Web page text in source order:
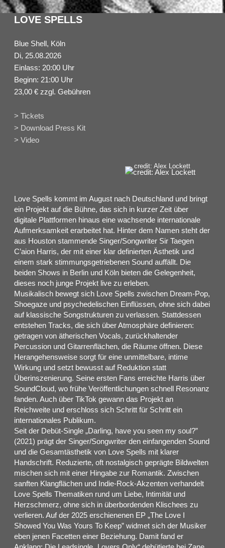
LOVE SPELLS
Blue Shell, Köln
Di, 25.08.2026
Einlass: 20:00 Uhr
Beginn: 21:00 Uhr
23,00 € zzgl. Gebühren
> Tickets
> Download Press Kit
> Video
credit: Alex Lockett
Love Spells kommt im August nach Deutschland und bringt
ein Projekt auf die Bühne, das sich in kurzer Zeit über
digitale Plattformen hinaus eine wachsende internationale
Aufmerksamkeit erarbeitet hat. Hinter dem Namen steht der
aus Houston stammende Singer/Songwriter Sir Taegen
C’aion Harris, der mit einer klar definierten Ästhetik und
einem stark stimmungsgetriebenen Sound auffällt. Die
beiden Shows in Berlin und Köln bieten die Gelegenheit,
dieses noch junge Projekt live zu erleben.
Musikalisch bewegt sich Love Spells zwischen Dream-Pop,
Shoegaze und psychedelischen Einflüssen, ohne sich dabei
auf klassische Songstrukturen zu verlassen. Stattdessen
entstehen Tracks, die sich über Atmosphäre definieren:
getragen von ätherischen Vocals, zurückhaltender
Percussion und Gitarrenflächen, die Räume öffnen. Diese
Herangehensweise sorgt für eine unmittelbare, intime
Wirkung und setzt bewusst auf Reduktion statt
Überinszenierung. Seine ersten Fans erreichte Harris über
SoundCloud, wo frühe Veröffentlichungen schnell Resonanz
fanden. Auch über TikTok gewann das Projekt an
Reichweite und erschloss sich Schritt für Schritt ein
internationales Publikum.
Seit der Debüt-Single „Darling, have you seen my soul?”
(2021) prägt der Singer/Songwriter den einfangenden Sound
und die Gesamtästhetik von Love Spells mit klarer
Handschrift. Reduzierte, oft nostalgisch geprägte Bildwelten
mischen sich mit einer Hingabe zur Romantik. Zwischen
sanften Klangflächen und Indie-Rock-Akzenten verhandelt
Love Spells Thematiken rund um Liebe, Intimität und
Herzschmerz, ohne sich in überbordenden Klischees zu
verlieren. Auf der 2025 erschienenen EP „The Love I
Showed You Was Yours To Keep” widmet sich der Musiker
eben jenen Facetten einer Beziehung. Damit fand er